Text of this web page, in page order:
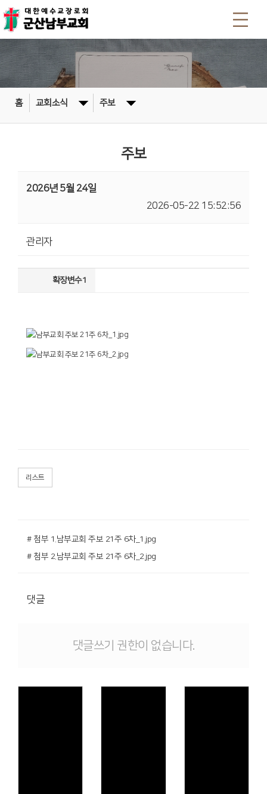
홈 교회소식 주보
주보
2026년 5월 24일
2026-05-22 15:52:56
관리자
확장변수1
리스트
# 첨부 1.남부교회 주보 21주 6차_1.jpg
# 첨부 2.남부교회 주보 21주 6차_2.jpg
댓글
댓글쓰기 권한이 없습니다.